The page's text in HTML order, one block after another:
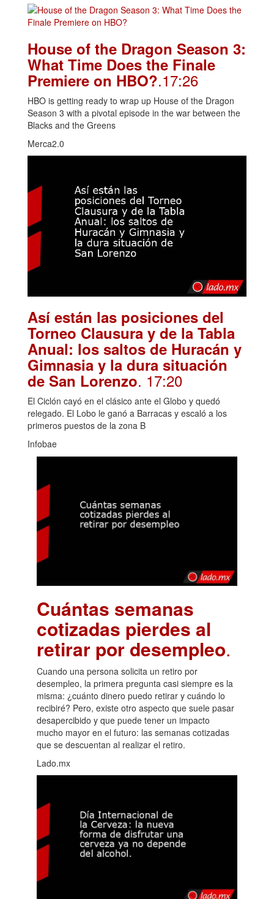
House of the Dragon Season 3:
What Time Does the Finale
Premiere on HBO?.17:26
HBO is getting ready to wrap up House of the Dragon
Season 3 with a pivotal episode in the war between the
Blacks and the Greens
Merca2.0
Así están las posiciones del
Torneo Clausura y de la Tabla
Anual: los saltos de Huracán y
Gimnasia y la dura situación
de San Lorenzo. 17:20
El Ciclón cayó en el clásico ante el Globo y quedó
relegado. El Lobo le ganó a Barracas y escaló a los
primeros puestos de la zona B
Infobae
Cuántas semanas
cotizadas pierdes al
retirar por desempleo.
Cuando una persona solicita un retiro por
desempleo, la primera pregunta casi siempre es la
misma: ¿cuánto dinero puedo retirar y cuándo lo
recibiré? Pero, existe otro aspecto que suele pasar
desapercibido y que puede tener un impacto
mucho mayor en el futuro: las semanas cotizadas
que se descuentan al realizar el retiro.
Lado.mx